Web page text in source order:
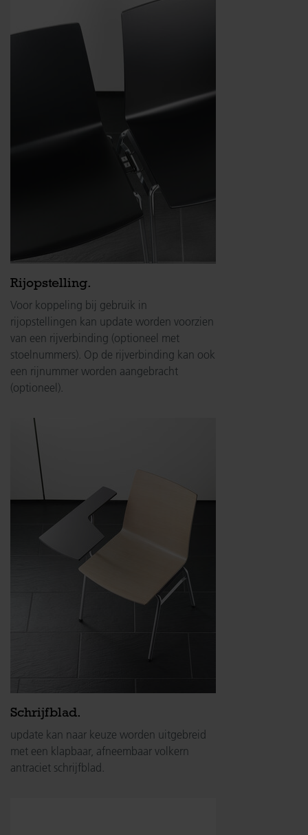
Rijopstelling.
Voor koppeling bij gebruik in
rijopstellingen kan update worden voorzien
van een rijverbinding (optioneel met
stoelnummers). Op de rijverbinding kan ook
een rijnummer worden aangebracht
(optioneel).
Schrijfblad.
update kan naar keuze worden uitgebreid
met een klapbaar, afneembaar volkern
antraciet schrijfblad.